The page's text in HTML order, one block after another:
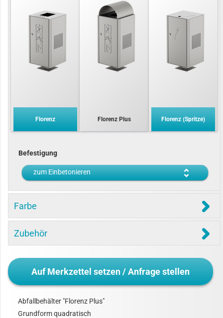
Florenz Florenz Plus Florenz (Spritze)
Befestigung
zum Einbetonieren
Farbe
Zubehör
Auf Merkzettel setzen / Anfrage stellen
Abfallbehälter "Florenz Plus"
Grundform quadratisch